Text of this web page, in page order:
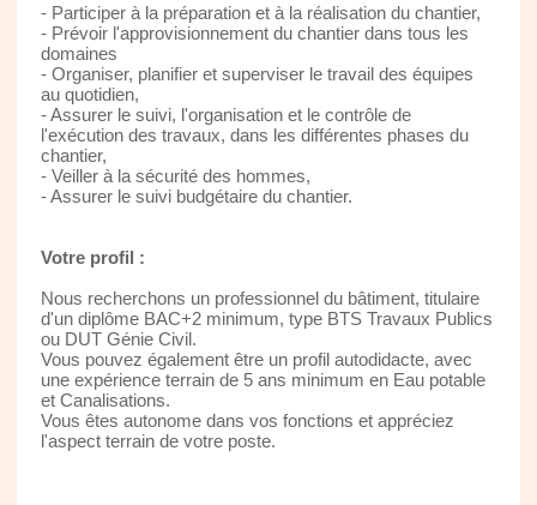
- Participer à la préparation et à la réalisation du chantier,
- Prévoir l'approvisionnement du chantier dans tous les
domaines
- Organiser, planifier et superviser le travail des équipes
au quotidien,
- Assurer le suivi, l'organisation et le contrôle de
l'exécution des travaux, dans les différentes phases du
chantier,
- Veiller à la sécurité des hommes,
- Assurer le suivi budgétaire du chantier.
Votre profil :
Nous recherchons un professionnel du bâtiment, titulaire
d'un diplôme BAC+2 minimum, type BTS Travaux Publics
ou DUT Génie Civil.
Vous pouvez également être un profil autodidacte, avec
une expérience terrain de 5 ans minimum en Eau potable
et Canalisations.
Vous êtes autonome dans vos fonctions et appréciez
l'aspect terrain de votre poste.